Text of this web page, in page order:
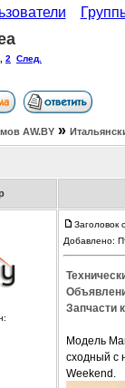
2 След.
АW.BY»
Заголовок
Добавлено:
Запчасти
Модель
сходный с
Weekend.